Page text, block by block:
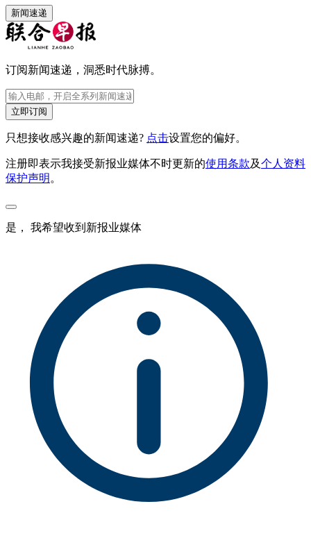
新闻速递
订阅新闻速递，洞悉时代脉搏。
立即订阅
只想接收感兴趣的新闻速递? 点击设置您的偏好。
注册即表示我接受新报业媒体不时更新的使用条款及个人资料
保护声明。
是， 我希望收到新报业媒体